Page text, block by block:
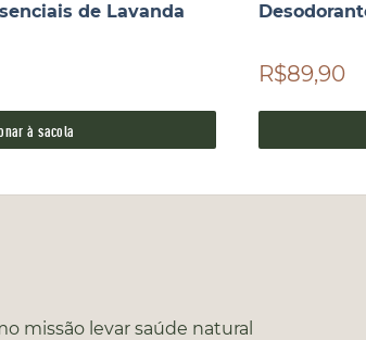
de Lavanda
à sacola
R$89,90
missão levar saúde natural